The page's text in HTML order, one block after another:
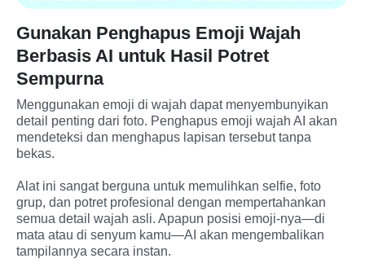
Gunakan Penghapus Emoji Wajah
Berbasis AI untuk Hasil Potret
Sempurna
Menggunakan emoji di wajah dapat menyembunyikan
detail penting dari foto. Penghapus emoji wajah AI akan
mendeteksi dan menghapus lapisan tersebut tanpa
bekas.
Alat ini sangat berguna untuk memulihkan selfie, foto
grup, dan potret profesional dengan mempertahankan
semua detail wajah asli. Apapun posisi emoji-nya—di
mata atau di senyum kamu—AI akan mengembalikan
tampilannya secara instan.